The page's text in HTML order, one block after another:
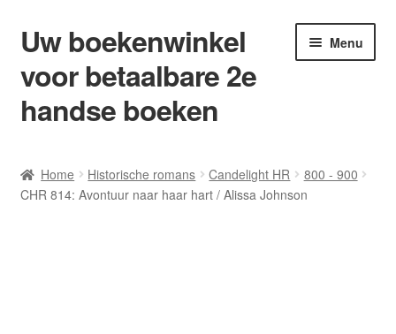
Ga
door
naar
navigatie
Ga
naar
de
inhoud
Uw boekenwinkel
voor betaalbare 2e
handse boeken
Menu
Afrekenen
Home Historische romans Candelight HR
800 - 900
CHR 814: Avontuur naar haar hart / Alissa Johnson